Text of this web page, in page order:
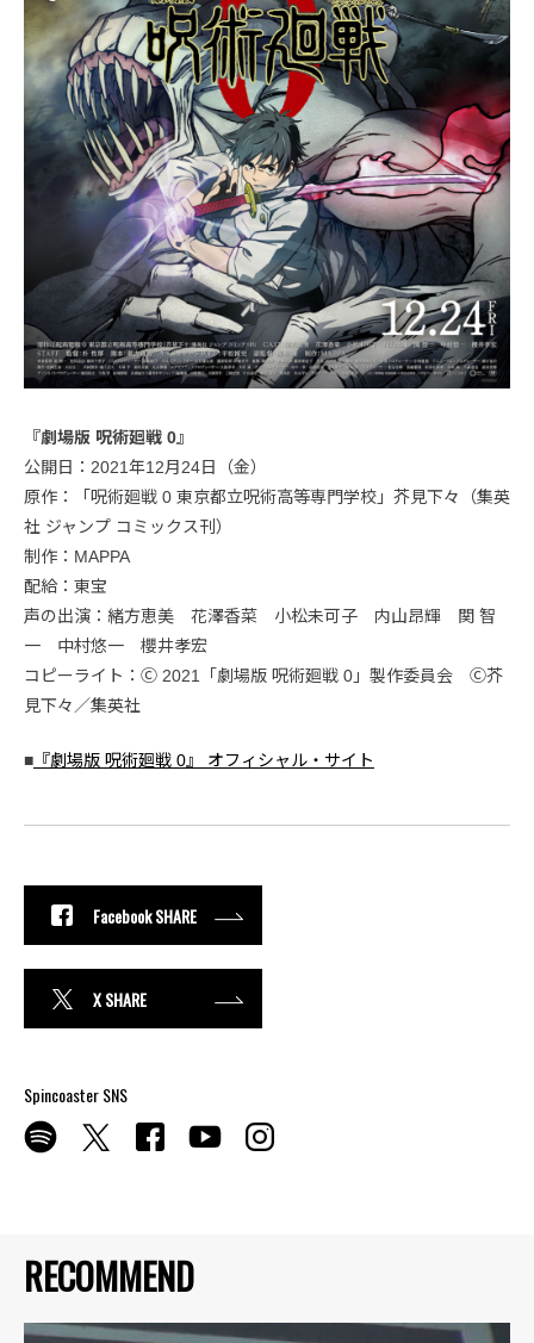
RECOMMEND
『劇場版 呪術廻戦 0』
公開日：2021年12月24日（金）
原作：「呪術廻戦 0 東京都立呪術高等専門学校」芥見下々（集英
社 ジャンプ コミックス刊）
制作：MAPPA
配給：東宝
声の出演：緒方恵美 花澤香菜 小松未可子 内山昂輝 関 智
一 中村悠一 櫻井孝宏
コピーライト：Ⓒ 2021「劇場版 呪術廻戦 0」製作委員会 Ⓒ芥
見下々／集英社
■ 『劇場版 呪術廻戦 0』 オフィシャル・サイト
Facebook SHARE
X SHARE
Spincoaster SNS